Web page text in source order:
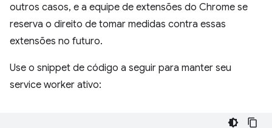
outros casos, e a equipe de extensões do Chrome se
reserva o direito de tomar medidas contra essas
extensões no futuro.
Use o snippet de código a seguir para manter seu
service worker ativo: